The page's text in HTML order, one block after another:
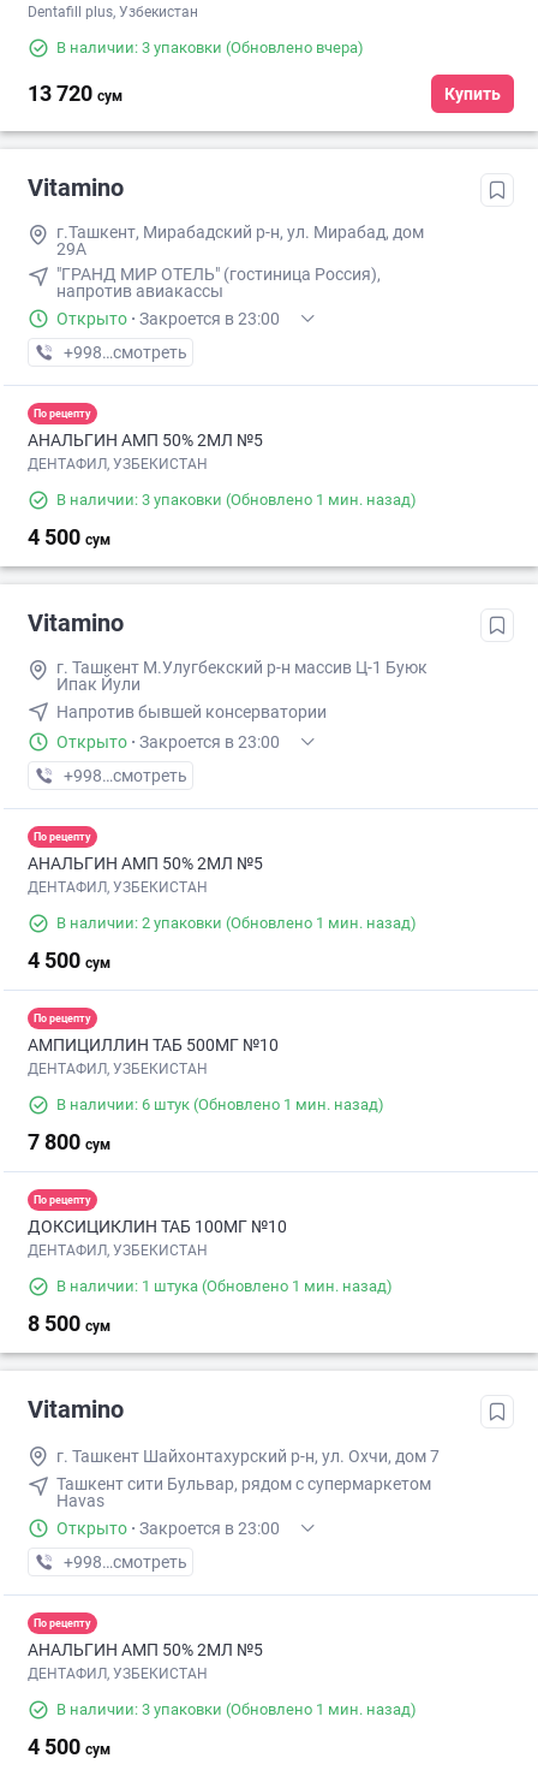
Dentafill plus, Узбекистан
В наличии: 3 упаковки (Обновлено вчера)
13 720 сум Купить
Vitamino
г.Ташкент, Мирабадский р-н, ул. Мирабад, дом
29А
"ГРАНД МИР ОТЕЛЬ" (гостиница Россия),
напротив авиакассы
Открыто · Закроется в 23:00
+998 (95) XXX-XX-XX
смотреть
По рецепту
АНАЛЬГИН АМП 50% 2МЛ №5
ДЕНТАФИЛ, УЗБЕКИСТАН
В наличии: 3 упаковки (Обновлено 1 мин. назад)
4 500 сум
Vitamino
г. Ташкент М.Улугбекский р-н массив Ц-1 Буюк
Ипак Йули
Напротив бывшей консерватории
Открыто · Закроется в 23:00
+998 (95) XXX-XX-XX
смотреть
По рецепту
АНАЛЬГИН АМП 50% 2МЛ №5
ДЕНТАФИЛ, УЗБЕКИСТАН
В наличии: 2 упаковки (Обновлено 1 мин. назад)
4 500 сум
По рецепту
АМПИЦИЛЛИН ТАБ 500МГ №10
ДЕНТАФИЛ, УЗБЕКИСТАН
В наличии: 6 штук (Обновлено 1 мин. назад)
7 800 сум
По рецепту
ДОКСИЦИКЛИН ТАБ 100МГ №10
ДЕНТАФИЛ, УЗБЕКИСТАН
В наличии: 1 штука (Обновлено 1 мин. назад)
8 500 сум
Vitamino
г. Ташкент Шайхонтахурский р-н, ул. Охчи, дом 7
Ташкент сити Бульвар, рядом с супермаркетом
Havas
Открыто · Закроется в 23:00
+998 (95) XXX-XX-XX
смотреть
По рецепту
АНАЛЬГИН АМП 50% 2МЛ №5
ДЕНТАФИЛ, УЗБЕКИСТАН
В наличии: 3 упаковки (Обновлено 1 мин. назад)
4 500 сум